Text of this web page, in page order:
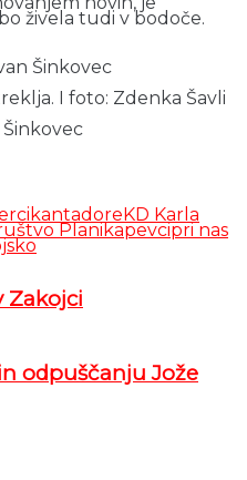
živela tudi v bodoče.
Šinkovec
I foto: Zdenka Šavli
Šinkovec
kantadoreKD Karla
Planikapevcipri nas
Zakojci
odpuščanju Jože